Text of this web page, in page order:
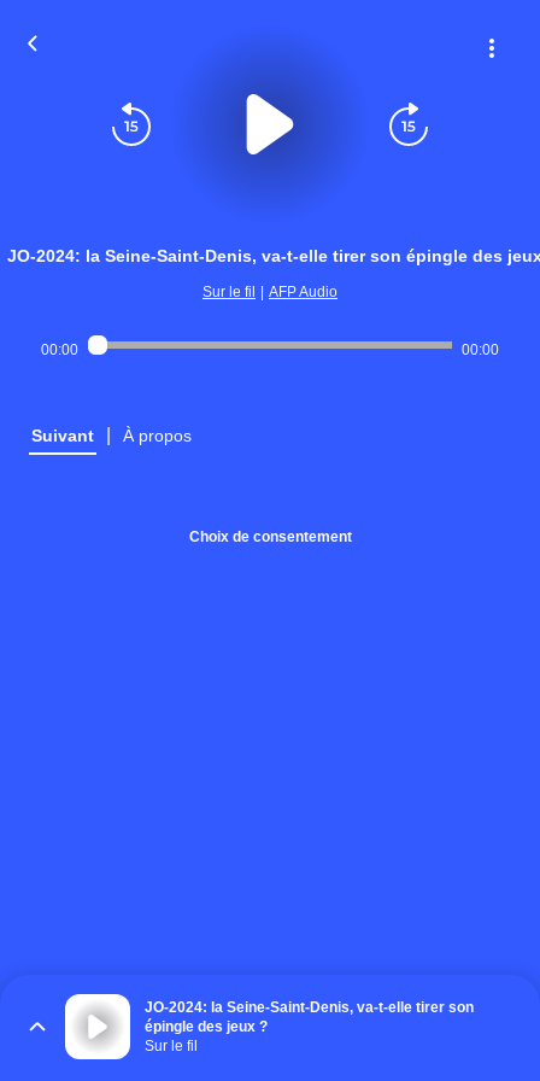
JO-2024: la Seine-Saint-Denis, va-t-elle tirer son épingle des
Sur le fil AFP Audio
00:00 00:00
Suivant À propos
Choix de consentement
JO-2024: la Seine-Saint-Denis, va-t-elle tirer son
épingle des jeux ?
Sur le fil